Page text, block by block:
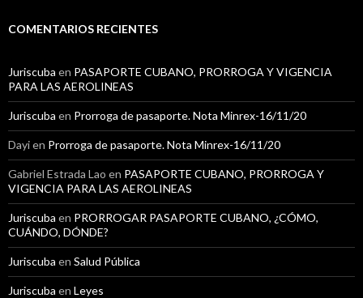
a
COMENTARIOS RECIENTES
Juriscuba en PASAPORTE CUBANO, PRORROGA Y VIGENCIA
PARA LAS AEROLINEAS
Juriscuba en Prorroga de pasaporte. Nota Minrex-16/11/20
Dayien Prorroga de pasaporte. Nota Minrex-16/11/20
Gabriel Estrada Lao en PASAPORTE CUBANO, PRORROGA Y
VIGENCIA PARA LAS AEROLINEAS
Juriscuba en PRORROGAR PASAPORTE CUBANO, ¿CÓMO,
CUÁNDO, DÓNDE?
Juriscuba en Salud Pública
Juriscuba en Leyes